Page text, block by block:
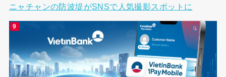
ニャチャンの防波堤がSNSで人気撮影スポットに